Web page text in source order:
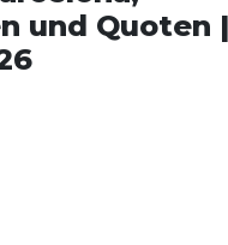
und Quoten |